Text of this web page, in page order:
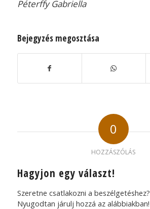
Péterffy Gabriella
Bejegyzés megosztása
0
HOZZÁSZÓLÁS
Hagyjon egy választ!
Szeretne csatlakozni a beszélgetéshez?
Nyugodtan járulj hozzá az alábbiakban!